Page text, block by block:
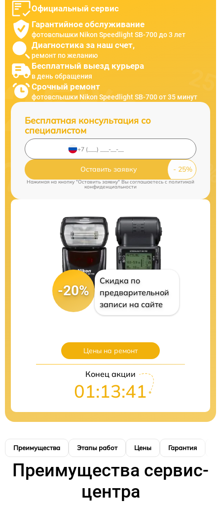
Официальный сервис
Гарантийное обслуживание
фотовспышки Nikon Speedlight SB-700 до 3 лет
Диагностика за наш счет,
ремонт по желанию
Бесплатный выезд курьера
в день обращения
Срочный ремонт
фотовспышки Nikon Speedlight SB-700 от 35 минут
Бесплатная консультация со
специалистом
Оставить заявку
Нажимая на кнопку "Оставить заявку" Вы соглашаетесь cполитикой
конфиденциальности
-20%
Скидка по
предварительной
записи на сайте
Цены на ремонт
Конец акции
01:13:40
Преимущества Этапы работ Цены Гарантия
Преимущества сервис-
центра